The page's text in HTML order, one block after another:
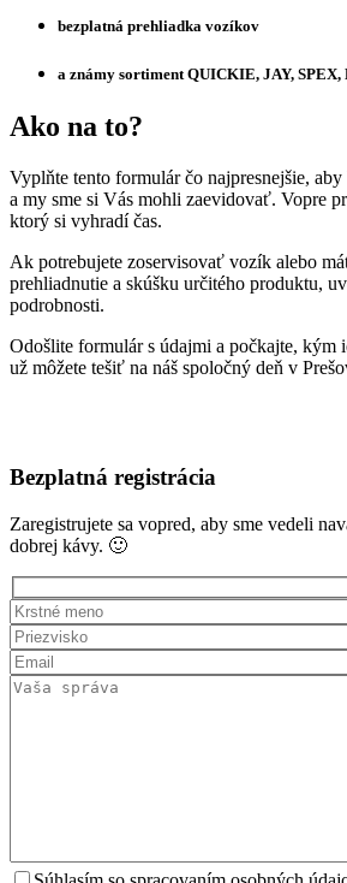
bezplatná prehliadka vozíkov
a známy sortiment QUICKIE, JAY,
Ako na to?
Vyplňte tento formulár čo najpresnejšie,
a my sme si Vás mohli zaevidovať. Vopre
ktorý si vyhradí čas.
Ak potrebujete zoservisovať vozík alebo
prehliadnutie a skúšku určitého produktu,
podrobnosti.
Odošlite formulár s údajmi a počkajte, kým
už môžete tešiť na náš spoločný deň v
Bezplatná registrácia
Zaregistrujete sa vopred, aby sme vedeli
dobrej kávy. 🙂